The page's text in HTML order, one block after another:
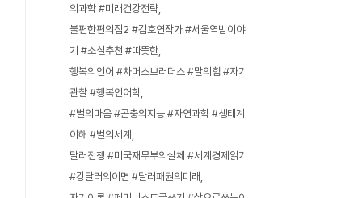
의과학 #미래건강전략
불편한편의점2 #김호연작가 #서울역밤이야
기 #소설추천 #따뜻한
행복의언어 #차머스브러더스 #말의힘 #자기
관찰 #행복언어학
#벌의마음 #곤충의지능 #자연과학 #생태계
이해 #벌의세계
달러전쟁 #미국재무부의실체 #세계경제읽기
#강달러의이면 #달러패권의미래